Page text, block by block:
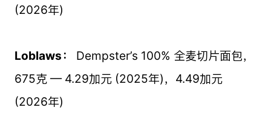
(2026年)
Loblaws：
Dempster’s 100% 全麦切片面包，
675克 — 4.29加元 (2025年)，4.49加元
(2026年)